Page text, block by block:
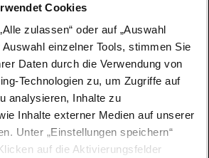
Cookies
zulassen“ oder auf „Auswahl
Auswahl einzelner Tools, stimmen Sie
Daten durch die Verwendung von
Technologien zu, um Zugriffe auf
analysieren, Inhalte zu
Inhalte externer Medien auf unserer
Unter „Einstellungen speichern“
auf die Aktivierungsfelder
und „Neurale
Stiftungsprofessuren wurden
Bonn verstetigt.